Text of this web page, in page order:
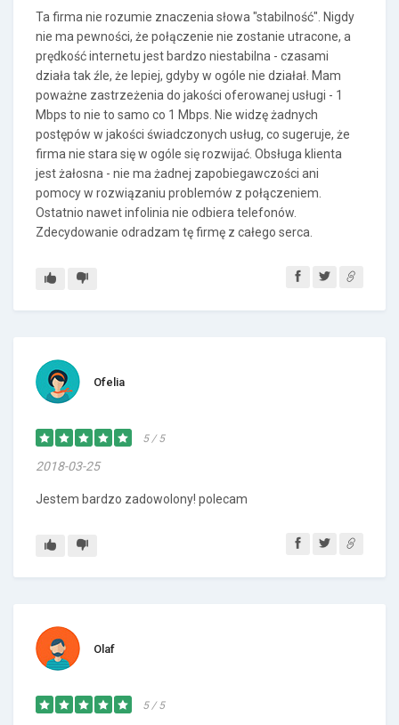
Ta firma nie rozumie znaczenia słowa "stabilność". Nigdy
nie ma pewności, że połączenie nie zostanie utracone, a
prędkość internetu jest bardzo niestabilna - czasami
działa tak źle, że lepiej, gdyby w ogóle nie działał. Mam
poważne zastrzeżenia do jakości oferowanej usługi - 1
Mbps to nie to samo co 1 Mbps. Nie widzę żadnych
postępów w jakości świadczonych usług, co sugeruje, że
firma nie stara się w ogóle się rozwijać. Obsługa klienta
jest żałosna - nie ma żadnej zapobiegawczości ani
pomocy w rozwiązaniu problemów z połączeniem.
Ostatnio nawet infolinia nie odbiera telefonów.
Zdecydowanie odradzam tę firmę z całego serca.
Ofelia
5 / 5
2018-03-25
Jestem bardzo zadowolony! polecam
Olaf
5 / 5